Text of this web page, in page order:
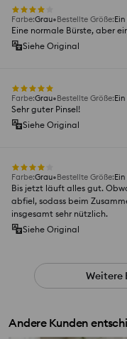
Farbe:Grau Bestellte Größe:
Eine normale Bürste, aber
Siehe Original
Farbe:Grau Bestellte Größe:
Sehr guter Pinsel!
Siehe Original
Farbe:Grau Bestellte Größe:
Bis jetzt läuft alles gut.
abfiel, sodass beim
insgesamt sehr nützlich.
Siehe Original
Weitere
Andere Kunden